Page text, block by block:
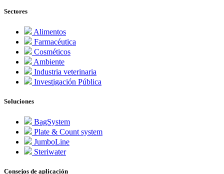
Sectores
Alimentos
Farmacéutica
Cosméticos
Ambiente
Industria veterinaria
Investigación Pública
Soluciones
BagSystem
Plate & Count system
JumboLine
Steriwater
Consejos de aplicación